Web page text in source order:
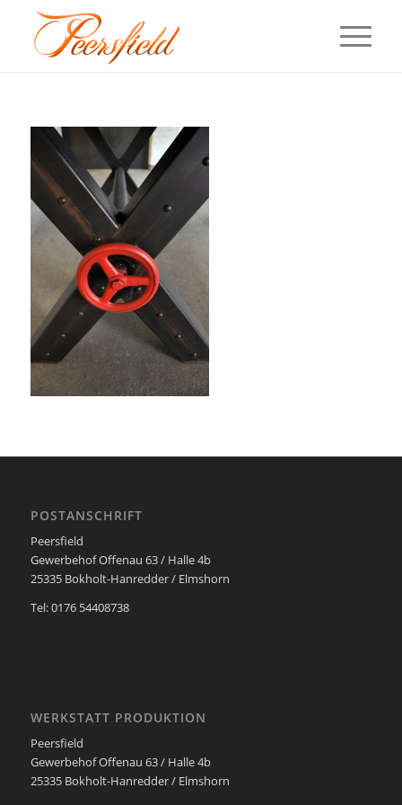
POSTANSCHRIFT
Peersfield
Gewerbehof Offenau 63 / Halle 4b
25335 Bokholt-Hanredder / Elmshorn
Tel: 0176 54408738
WERKSTATT PRODUKTION
Peersfield
Gewerbehof Offenau 63 / Halle 4b
25335 Bokholt-Hanredder / Elmshorn